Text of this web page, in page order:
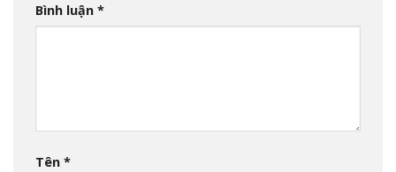
Bình luận *
Tên *